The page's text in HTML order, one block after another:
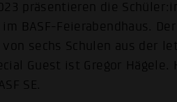
präsentieren die
BASF-Feierabendhaus.
sechs Schulen aus der
Guest ist Gregor Hägele.
SE.